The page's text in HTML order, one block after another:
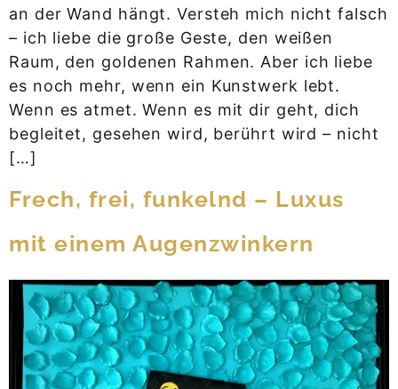
an der Wand hängt. Versteh mich nicht falsch
– ich liebe die große Geste, den weißen
Raum, den goldenen Rahmen. Aber ich liebe
es noch mehr, wenn ein Kunstwerk lebt.
Wenn es atmet. Wenn es mit dir geht, dich
begleitet, gesehen wird, berührt wird – nicht
[…]
Frech, frei, funkelnd – Luxus
mit einem Augenzwinkern